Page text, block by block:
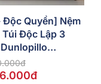
Độc Quyền] Nệm
Túi Độc Lập 3
Powerful